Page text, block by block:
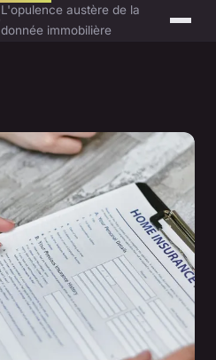
L'opulence austère de la
donnée immobilière